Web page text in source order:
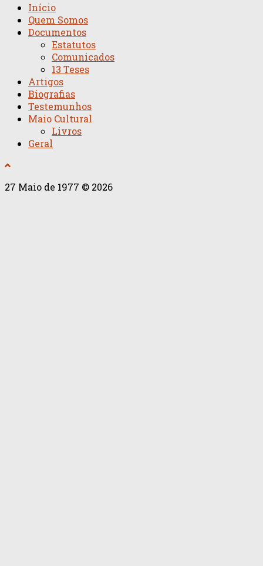
Início
Quem Somos
Documentos
Estatutos
Comunicados
13 Teses
Artigos
Biografias
Testemunhos
Maio Cultural
Livros
Geral
27 Maio de 1977 © 2026